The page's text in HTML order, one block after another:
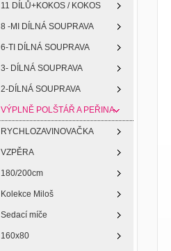
11 DÍLŮ+KOKOS / KOKOS
8 -MI DÍLNÁ SOUPRAVA
6-TI DÍLNÁ SOUPRAVA
3- DÍLNÁ SOUPRAVA
2-DÍLNÁ SOUPRAVA
VÝPLNĚ POLŠTÁŘ A PEŘINA
RYCHLOZAVINOVAČKA
VZPĚRA
180/200cm
Kolekce Miloš
Sedací míče
160x80